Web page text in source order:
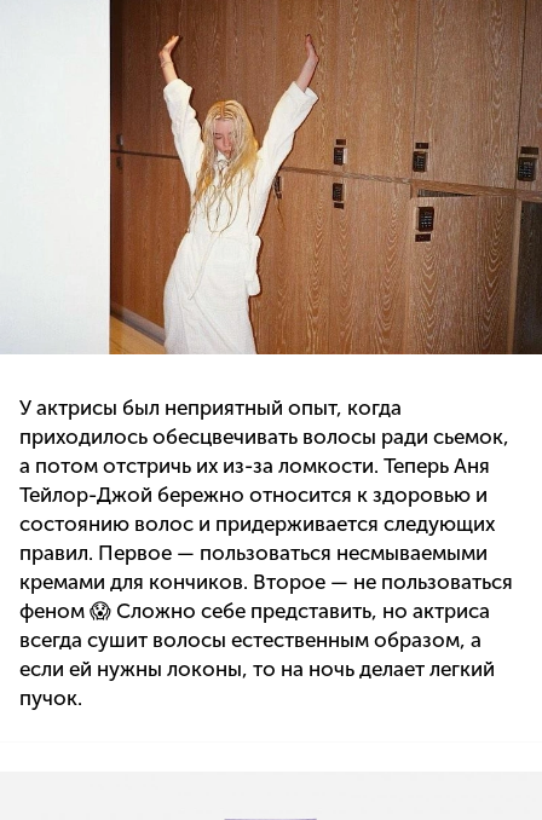
У актрисы был неприятный опыт, когда
приходилось обесцвечивать волосы ради сьемок,
а потом отстричь их из-за ломкости. Теперь Аня
Тейлор-Джой бережно относится к здоровью и
состоянию волос и придерживается следующих
правил. Первое — пользоваться несмываемыми
кремами для кончиков. Второе — не пользоваться
феном 😱 Сложно себе представить, но актриса
всегда сушит волосы естественным образом, а
если ей нужны локоны, то на ночь делает легкий
пучок.